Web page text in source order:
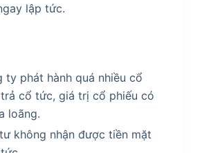
lập tức.
ty phát hành quá nhiều cổ
cổ tức, giá trị cổ phiếu có
loãng.
không nhận được tiền mặt